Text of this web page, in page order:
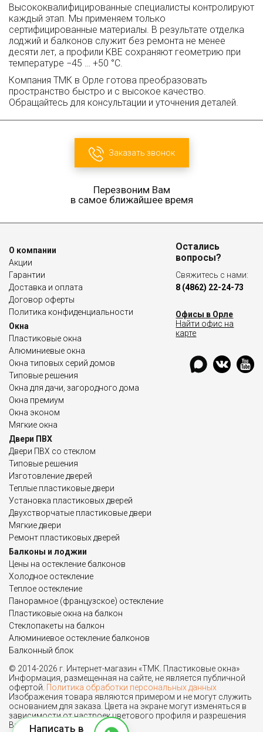
Высококвалифицированные специалисты контролируют
каждый этап. Мы применяем только
сертифицированные материалы. В результате отделка
лоджий и балконов служит без ремонта не менее
десяти лет, а профили KBE сохраняют геометрию при
температуре −45 … +50 °C.
Компания ТМК в Орле готова преобразовать
пространство быстро и с высокое качество.
Обращайтесь для консультации и уточнения деталей.
Заказать звонок
Перезвоним Вам
в самое ближайшее время
О компании
Акции
Гарантии
Доставка и оплата
Договор оферты
Политика конфиденциальности
Окна
Пластиковые окна
Алюминиевые окна
Окна типовых серий домов
Типовые решения
Окна для дачи, загородного дома
Окна премиум
Окна эконом
Мягкие окна
Двери ПВХ
Двери ПВХ со стеклом
Типовые решения
Изготовление дверей
Теплые пластиковые двери
Установка пластиковых дверей
Двухстворчатые пластиковые двери
Мягкие двери
Ремонт пластиковых дверей
Балконы и лоджии
Цены на остекление балконов
Холодное остекление
Теплое остекление
Панорамное (французское) остекление
Пластиковые окна на балкон
Стеклопакеты на балкон
Алюминиевое остекление балконов
Балконный блок
Остались
вопросы?
Свяжитесь с нами:
8 (4862) 22-24-73
Офисы в Орле
Найти офис на
карте
© 2014-2026 г. Интернет-магазин «ТМК. Пластиковые окна»
Информация, размещенная на сайте, не является публичной
офертой. Политика обработки персональных данных
Изображения товара являются примером и не могут служить
основанием для заказа. Цвета на экране могут изменяться в
зависимости от настроек цветового профиля и разрешения
Вашего монитора.
Написать в